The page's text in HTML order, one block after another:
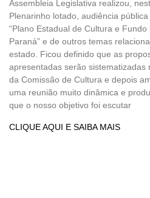
Assembleia Legislativa realizou,
Plenarinho lotado, audiência
“Plano Estadual de Cultura e
Paraná” e de outros temas
estado. Ficou definido que as
apresentadas serão sistematizadas
da Comissão de Cultura e depois
uma reunião muito dinâmica e
que o nosso objetivo foi escutar
CLIQUE AQUI E SAIBA MAIS